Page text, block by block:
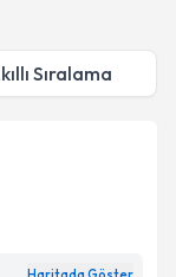
Sıralama